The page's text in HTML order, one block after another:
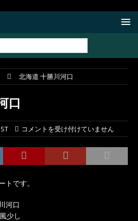
北海道 十勝川河口
口
コメントを受け付けていません
トです。
河口
少し